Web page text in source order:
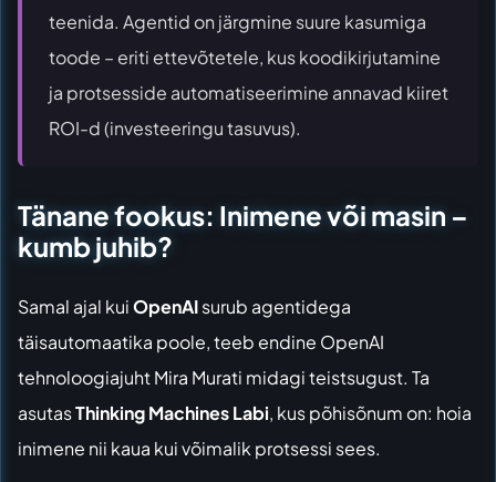
teenida. Agentid on järgmine suure kasumiga
toode – eriti ettevõtetele, kus koodikirjutamine
ja protsesside automatiseerimine annavad kiiret
ROI-d (investeeringu tasuvus).
Tänane fookus: Inimene või masin –
kumb juhib?
Samal ajal kuiOpenAIsurub agentidega
täisautomaatika poole, teeb endine OpenAI
tehnoloogiajuht Mira Murati midagi teistsugust. Ta
asutasThinking Machines Labi, kus põhisõnum on: hoia
inimene nii kaua kui võimalik protsessi sees.